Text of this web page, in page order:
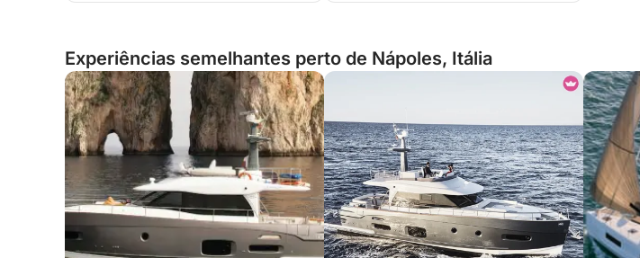
Experiências semelhantes perto de Nápoles, Itália